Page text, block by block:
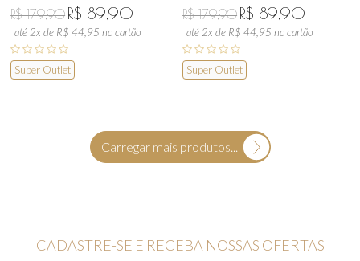
R$ 179,90 R$ 89,90
até 2x de R$ 44,95 no cartão
Super Outlet
R$ 179,90 R$ 89,90
até 2x de R$ 44,95 no cartão
Super Outlet
Carregar mais produtos...
CADASTRE-SE E RECEBA NOSSAS OFERTAS